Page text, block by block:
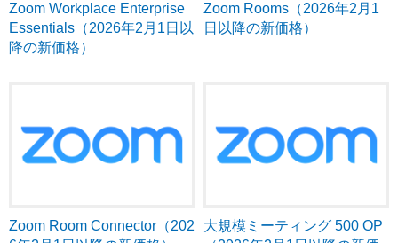
Zoom Workplace Enterprise
Essentials（2026年2月1日以
降の新価格）
Zoom Rooms（2026年2月1
日以降の新価格）
Zoom Room Connector（202
大規模ミーティング 500 OP